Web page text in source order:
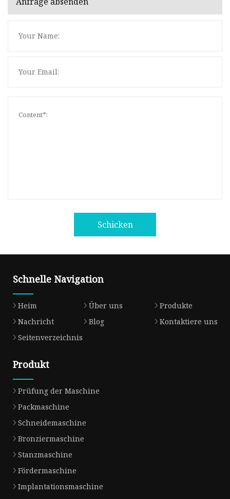
Schicken
Schnelle Navigation
Heim Über uns
Produkte
Nachricht
Blog
Kontaktiere uns
Seitenverzeichnis
Produkt
Prüfung der Maschine
Packmaschine
Schneidemaschine
Bronziermaschine
Stanzmaschine
Fördermaschine
Implantationsmaschine